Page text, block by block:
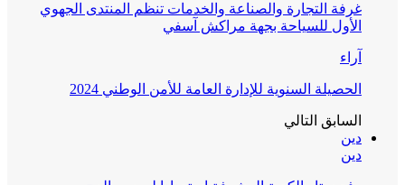
غرفة التجارة والصناعة والخدمات تنظم المنتدى الجهوي
الأول للسياحة بجهة مراكش آسفي
آراء
الحصيلة السنوية للإدارة العامة للأمن الوطني 2024
السابق التالي
دين
دين